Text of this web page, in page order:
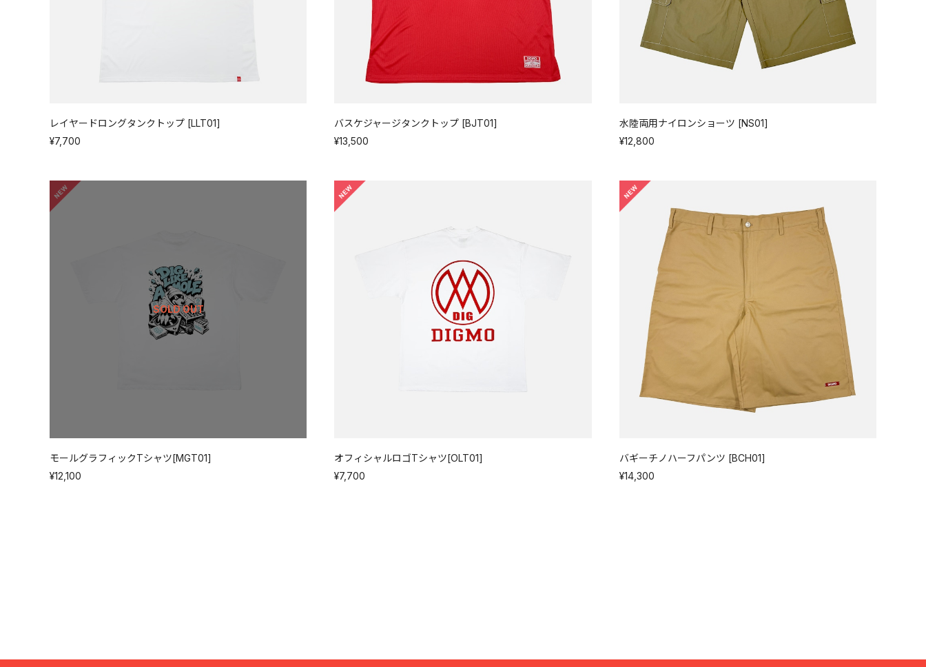
レイヤードロングタンクトップ [LLT01]
¥7,700
バスケジャージタンクトップ [BJT01]
¥13,500
水陸両用ナイロンショーツ [NS01]
¥12,800
SOLD OUT
モールグラフィックTシャツ[MGT01]
¥12,100
オフィシャルロゴTシャツ[OLT01]
¥7,700
バギーチノハーフパンツ [BCH01]
¥14,300